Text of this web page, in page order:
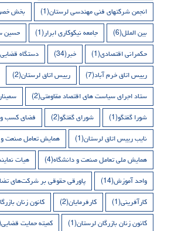
انجمن شرکتهای فنی مهندسی لرستان(1) بخش
بین الملل(6) جامعه نیکوکاری ابرار(1) حسین
حکمرانی اقتصادی(1) خبر(34) دستگاه قضایی
رییس اتاق خرم آباد(7) رییس اتاق لرستان(2)
ستاد اجرای سیاست های اقتصاد مقاومتی(2)
شورا گفتگو(1) شورای گفتگو(2) فضای کسب و
نایب رییس اتاق لرستان(1) همایش تعامل صنعت و
همایش ملی تعامل صنعت و دانشگاه(4) هیات
واحد آموزش(14) پاورقی حقوقی بر شرکت‌های
کارآفرینی(1) کارفرمایان(2) کانون زنان
کانون زنان بازرگان لرستان(1) کمیته حمایت قضایی